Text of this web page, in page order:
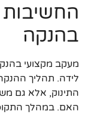
בהנקה
מעקב מקצועי
לידה. תהליך
התינוק, אלא גם
האם. במהלך